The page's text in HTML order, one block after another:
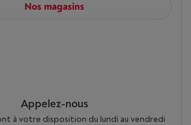
Nos magasins
Appelez-nous
à votre disposition du lundi au vendredi